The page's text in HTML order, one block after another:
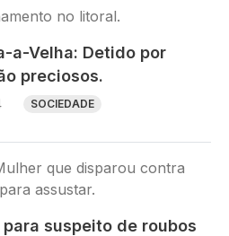
a-Velha: Detido por
preciosos.
SOCIEDADE
suspeito de roubos